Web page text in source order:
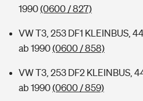
1990(0600 / 827)
VW T3, 253 DF1 KLEINBUS,
ab 1990(0600 / 858)
VW T3, 253 DF2 KLEINBUS,
ab 1990(0600 / 859)